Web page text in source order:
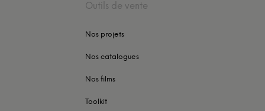
Outils de vente
Nos projets
Nos catalogues
Nos films
Toolkit